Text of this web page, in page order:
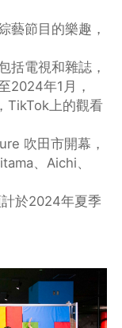
藝節目的樂趣，
括電視和雜誌，
2024年1月，
TikTok上的觀看
吹田市開幕，
、Aichi、
於2024年夏季